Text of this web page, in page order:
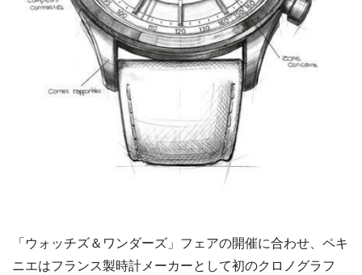
「ウォッチズ＆ワンダーズ」フェアの開催に合わせ、ペキ
ニエはフランス製時計メーカーとして初のクロノグラフ